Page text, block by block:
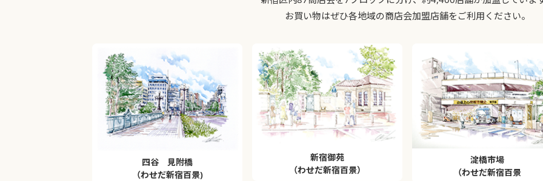
お買い物はぜひ各地域の商店会加盟店舗をご利用ください。
四谷 見附橋
（わせだ新宿百景)
新宿御苑
（わせだ新宿百景）
淀橋市場
（わせだ新宿百景